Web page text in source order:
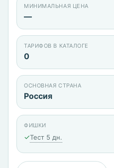
МИНИМАЛЬНАЯ ЦЕНА
—
ТАРИФОВ В КАТАЛОГЕ
0
ОСНОВНАЯ СТРАНА
Россия
ФИШКИ
✓Тест 5 дн.